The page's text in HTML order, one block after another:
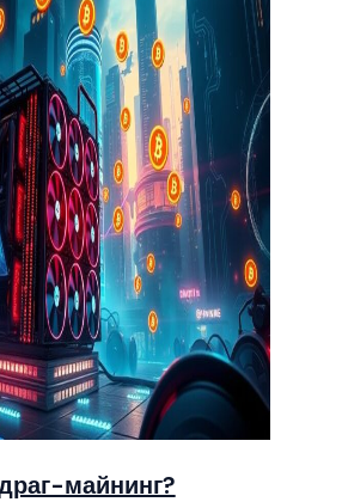
майнинг?